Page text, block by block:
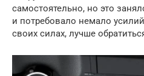
самостоятельно, но это
и потребовало немало
своих силах, лучше